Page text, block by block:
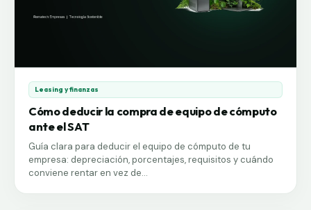
Leasing y finanzas
Cómo deducir la compra de equipo de cómputo
ante el SAT
Guía clara para deducir el equipo de cómputo de tu
empresa: depreciación, porcentajes, requisitos y cuándo
conviene rentar en vez de...